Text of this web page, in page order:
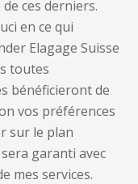
ces derniers.
en ce qui
Elagage Suisse
toutes
bénéficieront de
vos préférences
sur le plan
garanti avec
mes services.